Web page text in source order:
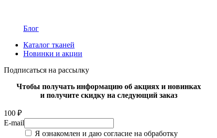
Блог
Каталог тканей
Новинки и акции
Подписаться на рассылку
Чтобы получать информацию об акциях и новинках
и получите скидку на следующий заказ
100 ₽
E-mail
Я ознакомлен и даю согласие на обработку